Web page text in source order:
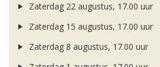
Zaterdag 22 augustus, 17.00 uur
Zaterdag 15 augustus, 17.00 uur
Zaterdag 8 augustus, 17.00 uur